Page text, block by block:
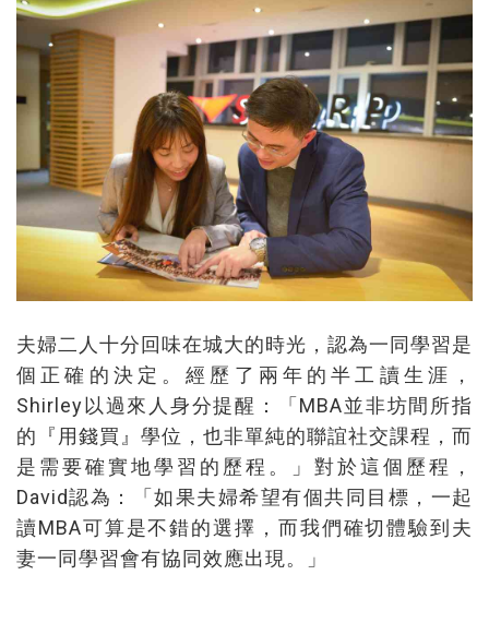
夫婦二人十分回味在城大的時光，認為一同學習是
個正確的決定。經歷了兩年的半工讀生涯，
Shirley以過來人身分提醒：「MBA並非坊間所指
的『用錢買』學位，也非單純的聯誼社交課程，而
是需要確實地學習的歷程。」對於這個歷程，
David認為：「如果夫婦希望有個共同目標，一起
讀MBA可算是不錯的選擇，而我們確切體驗到夫
妻一同學習會有協同效應出現。」